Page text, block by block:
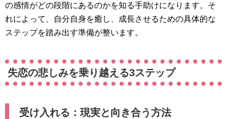
の感情がどの段階にあるのかを知る手助けになります。そ
れによって、自分自身を癒し、成長させるための具体的な
ステップを踏み出す準備が整います。
失恋の悲しみを乗り越える3ステップ
受け入れる：現実と向き合う方法